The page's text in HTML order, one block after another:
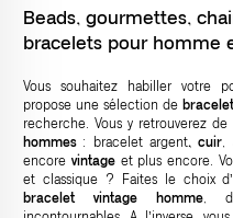
Beads, gourmettes,
bracelets pour homme
Vous souhaitez habiller votre
propose une sélection de
recherche. Vous y retrouverez
hommes: bracelet argent, cuir
encore vintageet plus encore.
et classique ? Faites le choix
bracelet vintage homme ,